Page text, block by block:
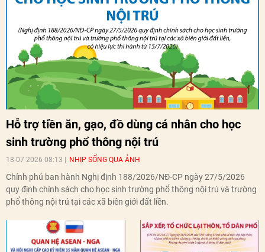
Hỗ trợ tiền ăn, gạo, đồ dùng cá nhân cho học
sinh trường phổ thông nội trú
18-07-2026 08:13 NHỊP SỐNG QUA ẢNH
Chính phủ ban hành Nghị định 188/2026/NĐ-CP ngày 27/5/2026
quy định chính sách cho học sinh trường phổ thông nội trú và trường
phổ thông nội trú tại các xã biên giới đất liền.